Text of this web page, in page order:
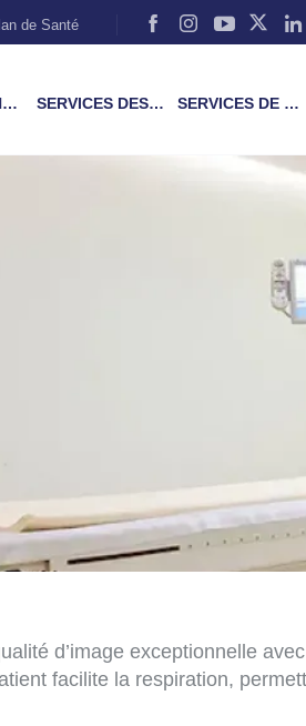
de Santé
SERVICES DES PATIENTS SERVICES DE FORMATION
d’image exceptionnelle
facilite la respiration,